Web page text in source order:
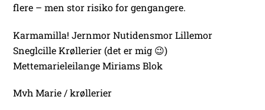
flere – men stor risiko for gengangere.
Karmamilla! JernmorNutidensmorLillemor
SneglcilleKrøllerier (det er mig 😉)
MettemarieleilangeMiriams Blok
Mvh Marie / krøllerier